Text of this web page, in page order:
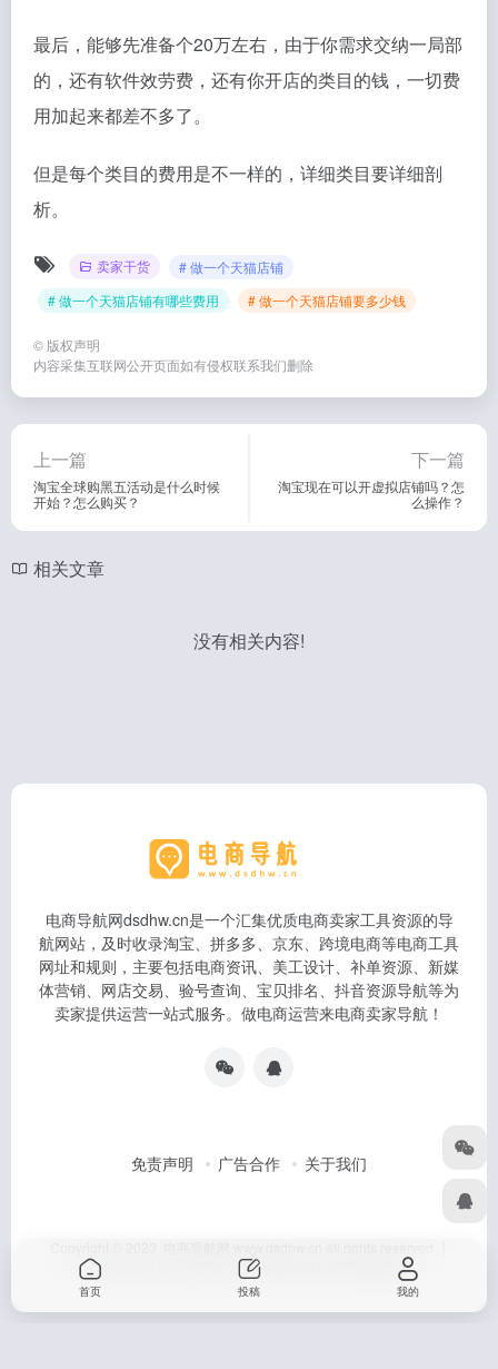
最后，能够先准备个20万左右，由于你需求交纳一局部
的，还有软件效劳费，还有你开店的类目的钱，一切费
用加起来都差不多了。
但是每个类目的费用是不一样的，详细类目要详细剖
析。
卖家干货
# 做一个天猫店铺
# 做一个天猫店铺有哪些费用
# 做一个天猫店铺要多少钱
© 版权声明
内容采集互联网公开页面如有侵权联系我们删除
上一篇
淘宝全球购黑五活动是什么时候
开始？怎么购买？
下一篇
淘宝现在可以开虚拟店铺吗？怎
么操作？
相关文章
没有相关内容!
电商导航网dsdhw.cn是一个汇集优质电商卖家工具资源的导
航网站，及时收录淘宝、拼多多、京东、跨境电商等电商工具
网址和规则，主要包括电商资讯、美工设计、补单资源、新媒
体营销、网店交易、验号查询、宝贝排名、抖音资源导航等为
卖家提供运营一站式服务。做电商运营来电商卖家导航！
免责声明 广告合作 关于我们
本站所有文章和站点采集于互联网如有侵权联系客服删除
首页 投稿 我的